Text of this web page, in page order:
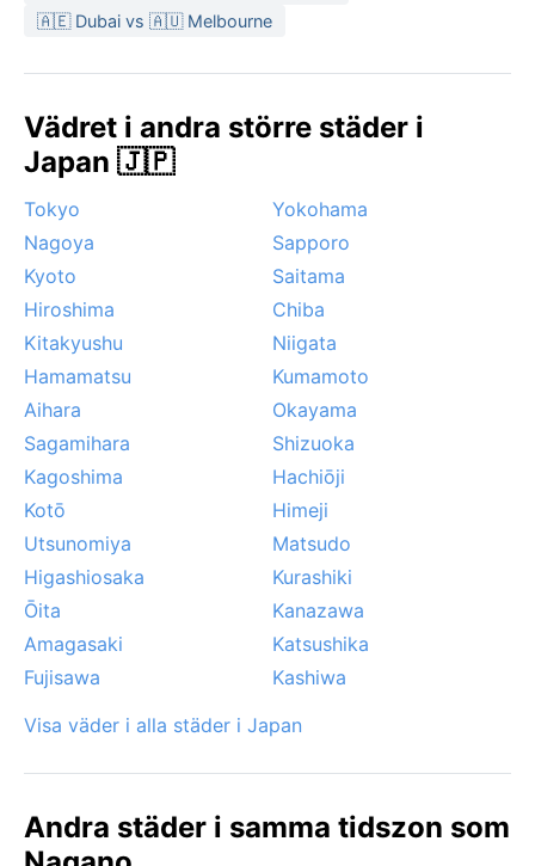
🇦🇪 Dubai vs 🇦🇺 Melbourne
Vädret i andra större städer i
Japan 🇯🇵
Tokyo
Yokohama
Nagoya
Sapporo
Kyoto
Saitama
Hiroshima
Chiba
Kitakyushu
Niigata
Hamamatsu
Kumamoto
Aihara
Okayama
Sagamihara
Shizuoka
Kagoshima
Hachiōji
Kotō
Himeji
Utsunomiya
Matsudo
Higashiosaka
Kurashiki
Ōita
Kanazawa
Amagasaki
Katsushika
Fujisawa
Kashiwa
Visa väder i alla städer i Japan
Andra städer i samma tidszon som